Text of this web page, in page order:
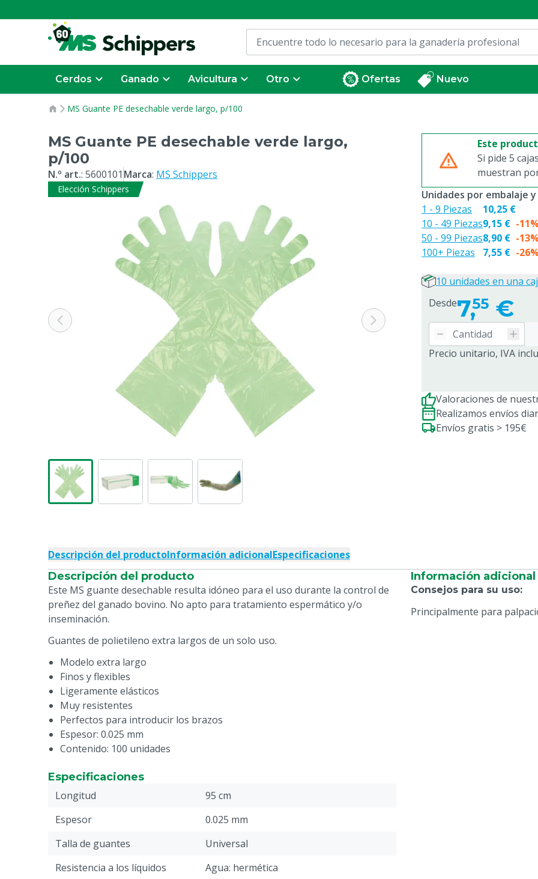
Cerdos Ganado Avicultura Otro Ofertas Nuevo
MS Guante PE desechable verde largo, p/100
MS Guante PE desechable verde largo,
p/100
N.º art.: 5600101 Marca: MS Schippers
Elección Schippers
Este
Si pide 5
muestran
Desde7,55 €
Precio unitario, IVA
Unidades por embalaje
1 - 9 Piezas
10 - 49 Piezas
50 - 99 Piezas
100+ Piezas
10,25 €
9,15 €
8,90 €
7,55 €
-
-
-
10 unidades en una
Valoraciones de
Realizamos envíos
Envíos gratis > 195€
Descripción del productoInformación adicionalEspecificaciones
Descripción del producto
Este MS guante desechable resulta idóneo para el uso durante la control de
preñez del ganado bovino. No apto para tratamiento espermático y/o
inseminación.
Guantes de polietileno extra largos de un solo uso.
Modelo extra largo
Finos y flexibles
Ligeramente elásticos
Muy resistentes
Perfectos para introducir los brazos
Espesor: 0.025 mm
Contenido: 100 unidades
Información adicional
Consejos para su uso:
Principalmente para
Especificaciones
Longitud
95 cm
Espesor
0.025 mm
Talla de guantes
Universal
Resistencia a los líquidos
Agua: hermética